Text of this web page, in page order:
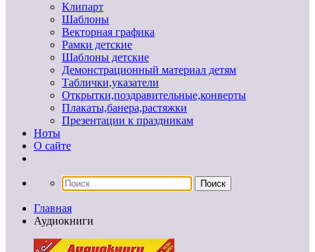
Клипарт
Шаблоны
Векторная графика
Рамки детские
Шаблоны детские
Демонстрационный материал детям
Таблички,указатели
Открытки,поздравительные,конверты
Плакаты,банера,растяжки
Презентации к праздникам
Ноты
О сайте
Главная
Аудиокниги